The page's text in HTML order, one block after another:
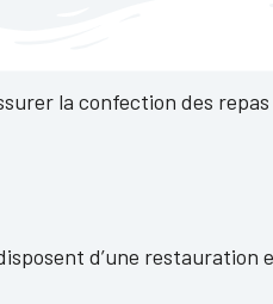
la confection des repas
d’une restauration